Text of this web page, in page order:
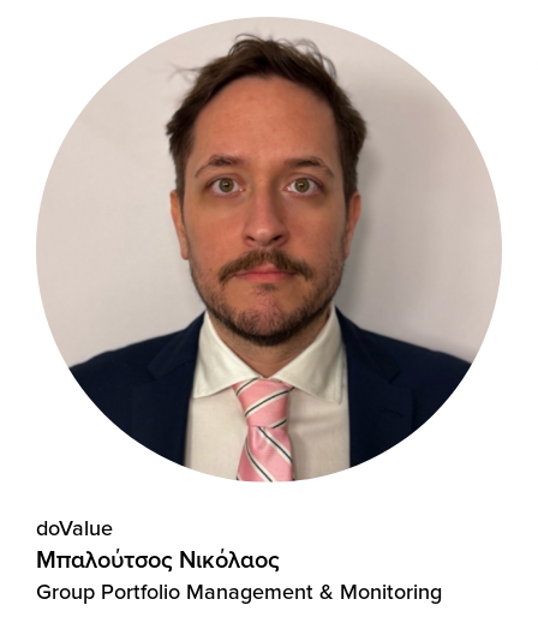
doValue
Μπαλούτσος Νικόλαος
Group Portfolio Management & Monitoring